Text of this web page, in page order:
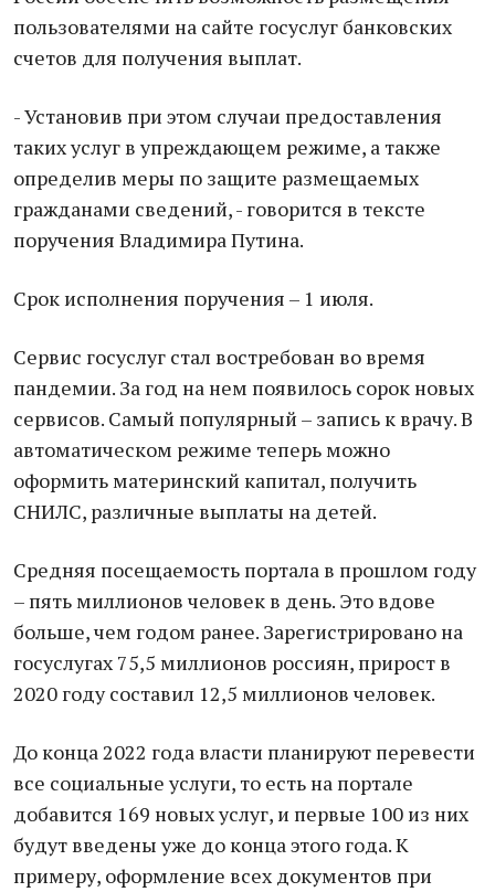
пользователями на сайте госуслуг банковских
счетов для получения выплат.
- Установив при этом случаи предоставления
таких услуг в упреждающем режиме, а также
определив меры по защите размещаемых
гражданами сведений, - говорится в тексте
поручения Владимира Путина.
Срок исполнения поручения – 1 июля.
Сервис госуслуг стал востребован во время
пандемии. За год на нем появилось сорок новых
сервисов. Самый популярный – запись к врачу. В
автоматическом режиме теперь можно
оформить материнский капитал, получить
СНИЛС, различные выплаты на детей.
Средняя посещаемость портала в прошлом году
– пять миллионов человек в день. Это вдове
больше, чем годом ранее. Зарегистрировано на
госуслугах 75,5 миллионов россиян, прирост в
2020 году составил 12,5 миллионов человек.
До конца 2022 года власти планируют перевести
все социальные услуги, то есть на портале
добавится 169 новых услуг, и первые 100 из них
будут введены уже до конца этого года. К
примеру, оформление всех документов при